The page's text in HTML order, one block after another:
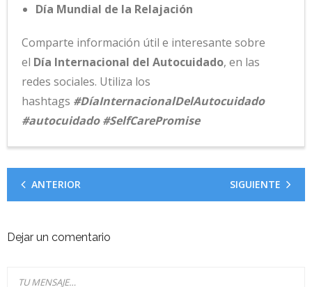
Día Mundial de la Relajación
Comparte información útil e interesante sobre
el Día Internacional del Autocuidado, en las
redes sociales. Utiliza los
hashtags #DíaInternacionalDelAutocuidado
#autocuidado #SelfCarePromise
ANTERIOR SIGUIENTE
Dejar un comentario